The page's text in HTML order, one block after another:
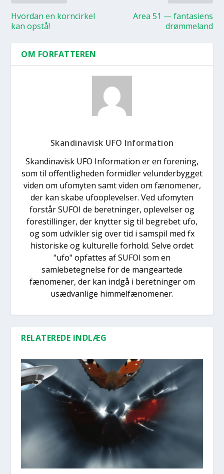
Hvor­dan en kor­n­cir­kel
kan opstå!
Area 51 — fan­ta­si­ens
drøm­meland
OM FORFATTEREN
Skandinavisk UFO Information
Skandinavisk UFO Information er en forening,
som til offentligheden formidler velunderbygget
viden om ufomyten samt viden om fænomener,
der kan skabe ufooplevelser. Ved ufomyten
forstår SUFOI de beretninger, oplevelser og
forestillinger, der knytter sig til begrebet ufo,
og som udvikler sig over tid i samspil med fx
historiske og kulturelle forhold. Selve ordet
"ufo" opfattes af SUFOI som en
samlebetegnelse for de mangeartede
fænomener, der kan indgå i beretninger om
usædvanlige himmelfænomener.
RELATEREDE INDLÆG